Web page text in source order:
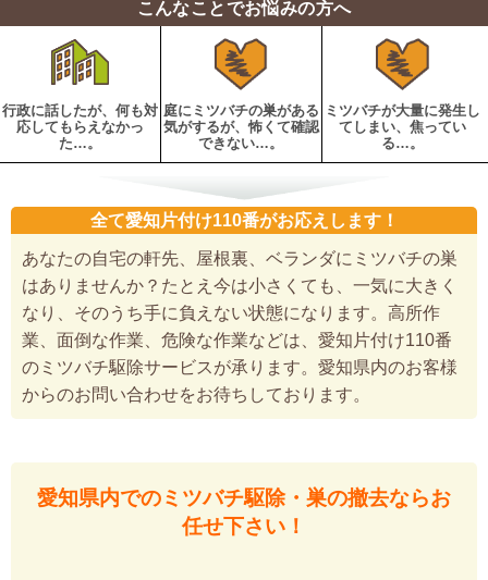
こんなことでお悩みの方へ
行政に話したが、何も対
応してもらえなかっ
た…。
庭にミツバチの巣がある
気がするが、怖くて確認
できない…。
ミツバチが大量に発生し
てしまい、焦ってい
る…。
全て愛知片付け110番がお応えします！
あなたの自宅の軒先、屋根裏、ベランダにミツバチの巣
はありませんか？たとえ今は小さくても、一気に大きく
なり、そのうち手に負えない状態になります。高所作
業、面倒な作業、危険な作業などは、愛知片付け110番
のミツバチ駆除サービスが承ります。愛知県内のお客様
からのお問い合わせをお待ちしております。
愛知県内でのミツバチ駆除・巣の撤去ならお
任せ下さい！